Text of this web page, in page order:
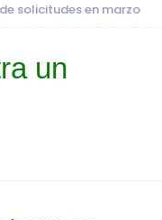
solicitudes en marzo
un